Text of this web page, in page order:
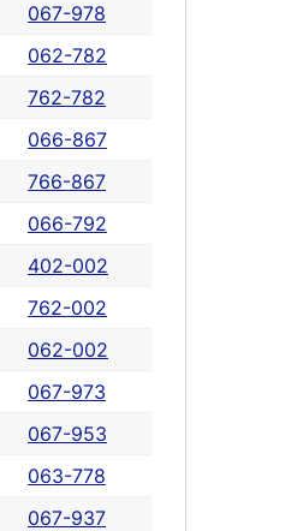
067-978
062-782
762-782
066-867
766-867
066-792
402-002
762-002
062-002
067-973
067-953
063-778
067-937